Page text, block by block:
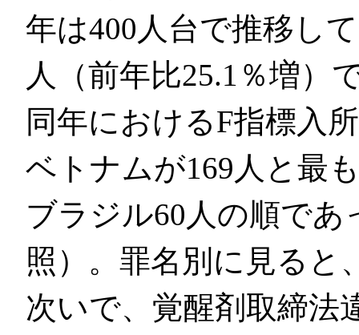
年は400人台で推移し
人（前年比25.1％増）
同年におけるF指標入
ベトナムが169人と最
ブラジル60人の順であ
照）。罪名別に見ると
次いで、覚醒剤取締法